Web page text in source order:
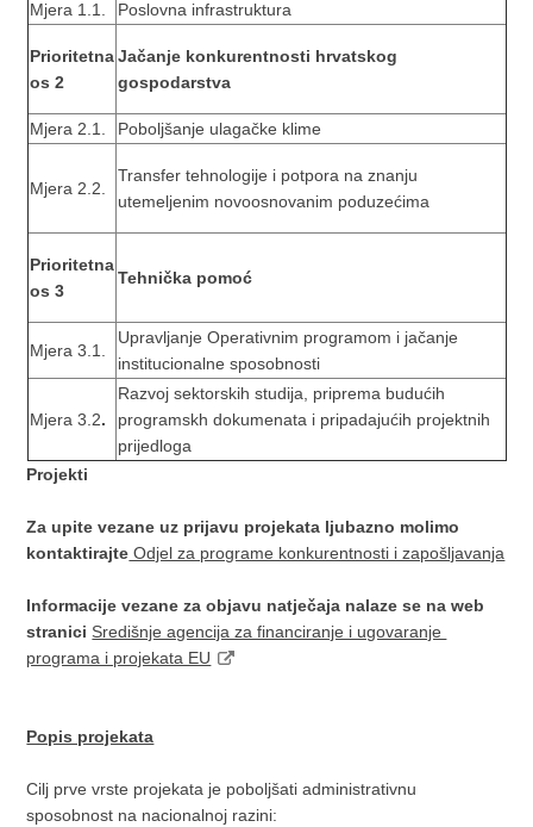
Mjera 1.1. Poslovna infrastruktura
Prioritetna
os 2
Jačanje konkurentnosti hrvatskog
gospodarstva
Mjera 2.1. Poboljšanje ulagačke klime
Mjera 2.2.
Transfer tehnologije i potpora na znanju
utemeljenim novoosnovanim poduzećima
Prioritetna
os 3
Tehnička pomoć
Mjera 3.1.
Upravljanje Operativnim programom i jačanje
institucionalne sposobnosti
Mjera 3.2.
Razvoj sektorskih studija, priprema budućih
programskh dokumenata i pripadajućih projektnih
prijedloga
Projekti
Za upite vezane uz prijavu projekata ljubazno molimo
kontaktirajte Odjel za programe konkurentnosti i zapošljavanja
Informacije vezane za objavu natječaja nalaze se na web
stranici Središnje agencija za financiranje i ugovaranje
programa i projekata EU
Popis projekata
Cilj prve vrste projekata je poboljšati administrativnu
sposobnost na nacionalnoj razini: